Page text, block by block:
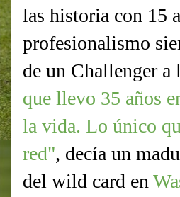
las historia con 15
profesionalismo
de un Challenger a
que llevo 35 años
la vida. Lo único
red", decía un
del wild card en